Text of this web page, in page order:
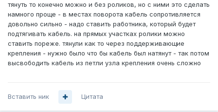
тянуть то конечно можно и без роликов, но с ними это сделать
намного проще - в местах поворота кабель сопротивляется
довольно сильно - надо ставить работника, который будет
подтягивать кабель. на прямых участках ролики можно
ставить пореже. тянули как то через поддерживающие
крепления - нужно было что бы кабель был натянут - так потом
высвободить кабель из петли узла крепления очень сложно
Вставить ник Цитата